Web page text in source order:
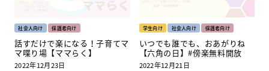
社会人向け 保護者向け
話すだけで楽になる！子育てマ
マ喋り場【ママらく】
2022年12月23日
学生向け 社会人向け 保護者向け
いつでも誰でも、おあがりね
【六角の日】#傍楽無料開放
2022年12月21日